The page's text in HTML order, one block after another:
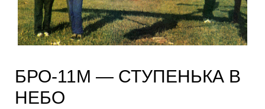
БРО-11М — СТУПЕНЬКА В
НЕБО